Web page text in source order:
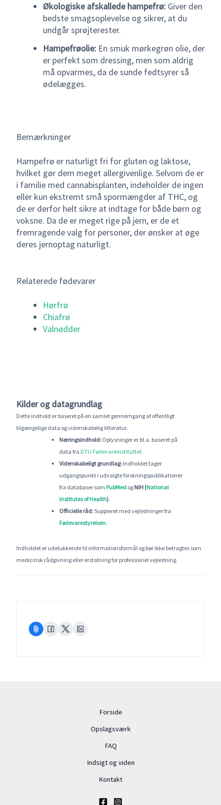
Økologiske afskallede hampefrø:Giver den
bedste smagsoplevelse og sikrer, at du
undgår sprøjterester.
Hampefrøolie:En smuk mørkegrøn olie, der
er perfekt som dressing, men som aldrig
må opvarmes, da de sunde fedtsyrer så
ødelægges.
Bemærkninger
Hampefrø er naturligt fri for gluten og laktose,
hvilket gør dem meget allergivenlige. Selvom de er
i familie med cannabisplanten, indeholder de ingen
eller kun ekstremt små spormængder af THC, og
de er derfor helt sikre at indtage for både børn og
voksne. Da de er meget rige på jern, er de et
fremragende valg for personer, der ønsker at øge
deres jernoptag naturligt.
Relaterede fødevarer
Hørfrø
Chiafrø
Valnødder
Kilder og datagrundlag
Dette indhold er baseret på en samlet gennemgang af offentligt
tilgængelige data og videnskabelig litteratur.
Næringsindhold:Oplysninger er bl.a. baseret på
data fra DTU Fødevareinstituttet.
Videnskabeligt grundlag:Indholdet tager
udgangspunkt i udvalgte forskningspublikationer
fra databaser som PubMed og NIH (National
Institutes of Health).
Officielle råd:Suppleret med vejledninger fra
Fødevarestyrelsen.
Indholdet er udelukkende til informationsformål og bør ikke betragtes som
medicinsk rådgivning eller erstatning for professionel vejledning.
Forside
Opslagsværk
FAQ
Indsigt og viden
Kontakt